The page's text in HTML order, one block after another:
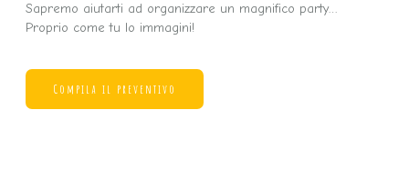
Sapremo aiutarti ad organizzare un magnifico party…
Proprio come tu lo immagini!
Compila il preventivo